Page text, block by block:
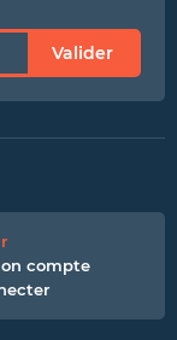
Valider
compte